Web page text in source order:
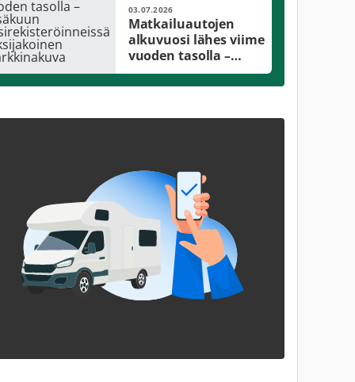
03.07.2026
Matkailuautojen
alkuvuosi lähes viime
vuoden tasolla –
kesäkuun
ensirekisteröinneissä
markkinakuva